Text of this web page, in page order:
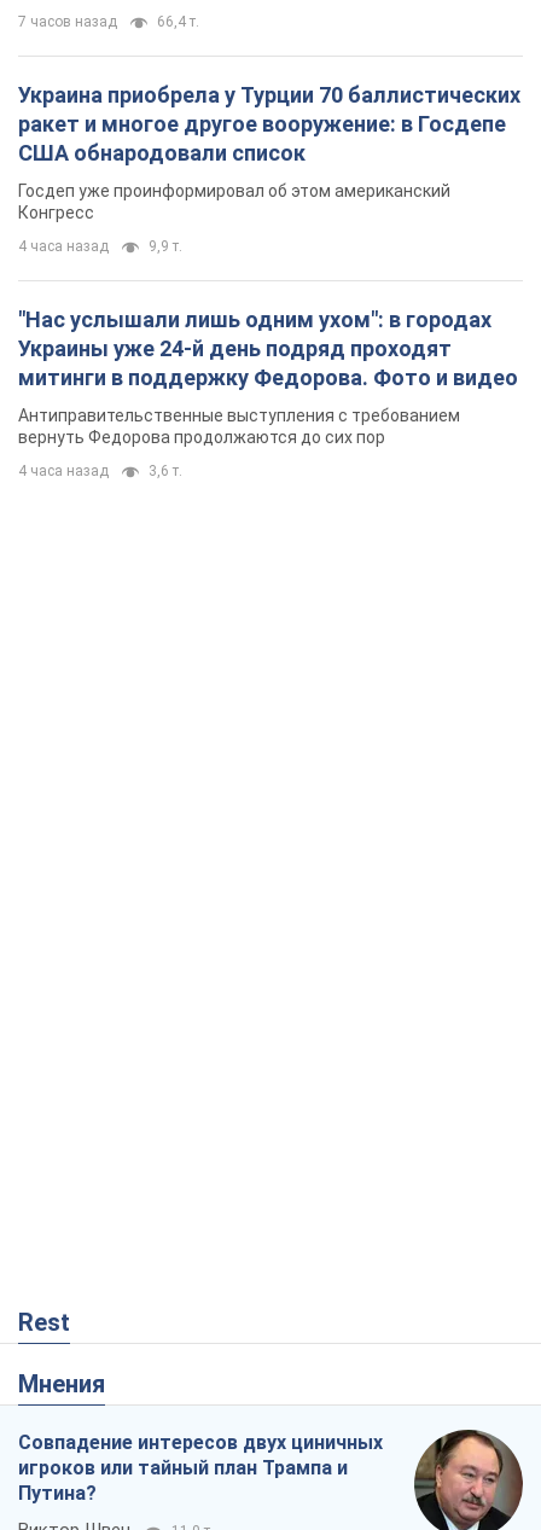
7 часов назад 66,4 т.
Украина приобрела у Турции 70 баллистических
ракет и многое другое вооружение: в Госдепе
США обнародовали список
Госдеп уже проинформировал об этом американский
Конгресс
4 часа назад 9,9 т.
"Нас услышали лишь одним ухом": в городах
Украины уже 24-й день подряд проходят
митинги в поддержку Федорова. Фото и видео
Антиправительственные выступления с требованием
вернуть Федорова продолжаются до сих пор
4 часа назад 3,6 т.
Rest
Мнения
Совпадение интересов двух циничных
игроков или тайный план Трампа и
Путина?